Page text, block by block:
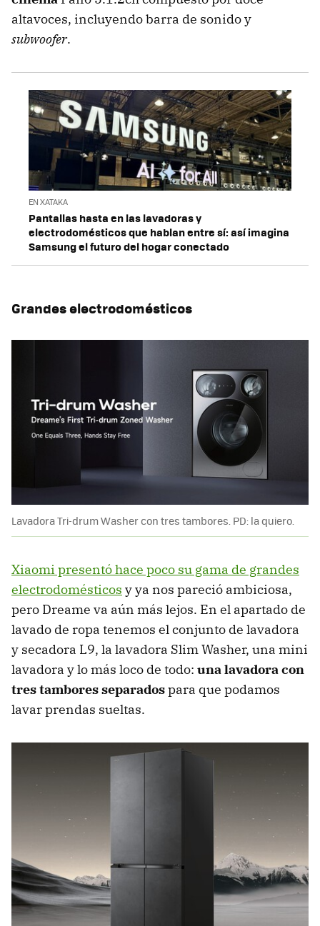
altavoces, incluyendo barra de sonido y
subwoofer.
EN XATAKA
Pantallas hasta en las lavadoras y
electrodomésticos que hablan entre sí: así imagina
Samsung el futuro del hogar conectado
Grandes electrodomésticos
Lavadora Tri-drum Washer con tres tambores. PD: la quiero.
Xiaomi presentó hace poco su gama de grandes
electrodomésticos y ya nos pareció ambiciosa,
pero Dreame va aún más lejos. En el apartado de
lavado de ropa tenemos el conjunto de lavadora
y secadora L9, la lavadora Slim Washer, una mini
lavadora y lo más loco de todo: una lavadora con
tres tambores separadospara que podamos
lavar prendas sueltas.